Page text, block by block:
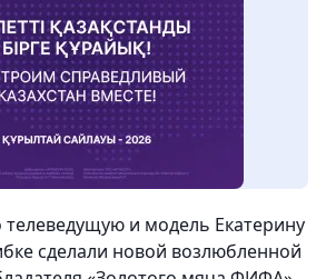
телеведущую и модель Екатерину
сделали новой возлюбленной